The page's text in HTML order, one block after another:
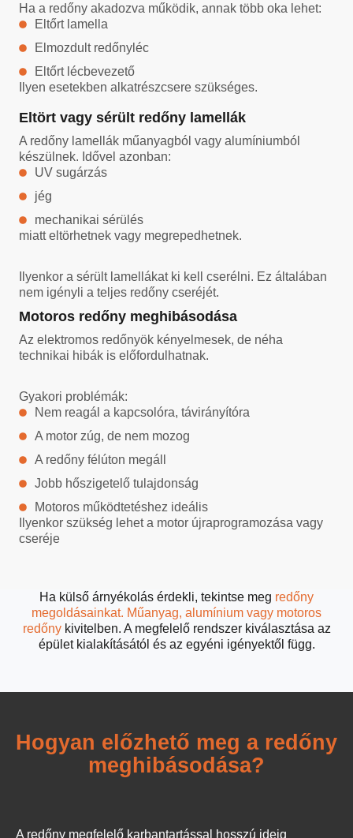
Ha a redőny akadozva működik, annak több oka lehet:
Eltőrt lamella
Elmozdult redőnyléc
Eltőrt lécbevezető
Ilyen esetekben alkatrészcsere szükséges.
Eltört vagy sérült redőny lamellák
A redőny lamellák műanyagból vagy alumíniumból
készülnek. Idővel azonban:
UV sugárzás
jég
mechanikai sérülés
miatt eltörhetnek vagy megrepedhetnek.
Ilyenkor a sérült lamellákat ki kell cserélni. Ez általában
nem igényli a teljes redőny cseréjét.
Motoros redőny meghibásodása
Az elektromos redőnyök kényelmesek, de néha
technikai hibák is előfordulhatnak.
Gyakori problémák:
Nem reagál a kapcsolóra, távirányítóra
A motor zúg, de nem mozog
A redőny félúton megáll
Jobb hőszigetelő tulajdonság
Motoros működtetéshez ideális
Ilyenkor szükség lehet a motor újraprogramozása vagy
cseréje
Ha külső árnyékolás érdekli, tekintse meg redőny
megoldásainkat. Műanyag, alumínium vagy motoros
redőnykivitelben. A megfelelő rendszer kiválasztása az
épület kialakításától és az egyéni igényektől függ.
Hogyan előzhető meg a redőny
meghibásodása?
A redőny megfelelő karbantartással hosszú ideig